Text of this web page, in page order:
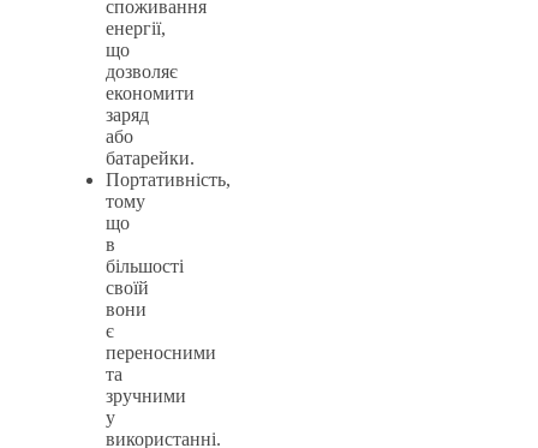
споживання
енергії,
що
дозволяє
економити
заряд
або
батарейки.
Портативність,
тому
що
в
більшості
своїй
вони
є
переносними
та
зручними
у
використанні.